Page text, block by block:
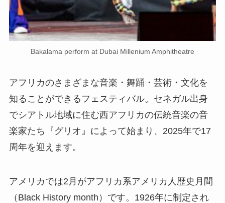
Bakalama perform at Dubai Millenium Amphitheatre
アフリカのさまざまな音楽・舞踊・芸術・文化を
知ることができるフェスティバル。セネガル出身
でシアトル地域に住む西アフリカの伝統音楽の音
楽家たち『グリオ』によって始まり、2025年で17
周年を迎えます。
アメリカでは2月がアフリカ系アメリカ人歴史月間
（Black History month）です。1926年に制定され